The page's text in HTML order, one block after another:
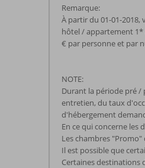
Remarque:
À partir du 01-01-
hôtel / appartement 1*
€ par personne et par
NOTE:
Durant la période pré /
entretien, du taux
d'hébergement
En ce qui concerne les
Les chambres
Il est possible que
Certaines destinations